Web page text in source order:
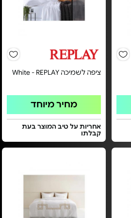
ציפה לשמיכה White - REPLAY
מחיר מיוחד
אחריות על טיב המוצר בעת
קבלתו